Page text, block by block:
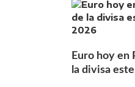
Euro hoy en
la divisa